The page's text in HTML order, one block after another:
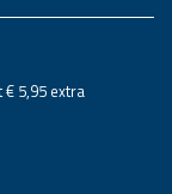
€ 5,95 extra